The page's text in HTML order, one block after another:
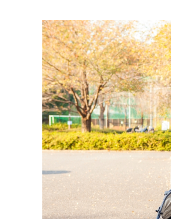
ソルバング（Solvang）観
セン博物館の見どころとは？
2026.07.28